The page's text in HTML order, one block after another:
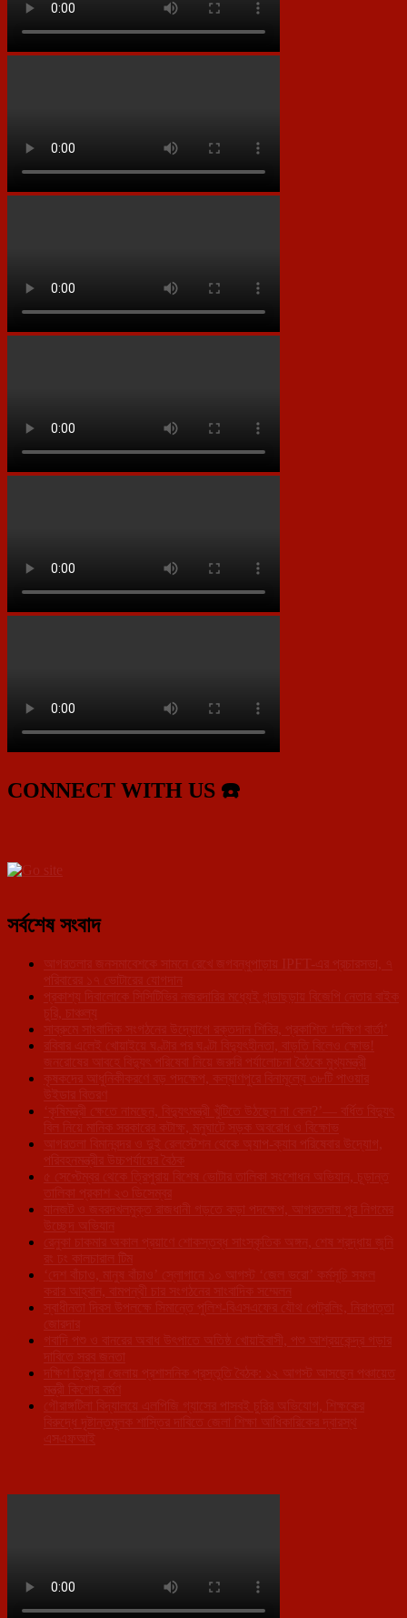
CONNECT WITH US ☎️
সর্বশেষ সংবাদ
আগরতলার জনসমাবেশকে সামনে রেখে জগবন্ধুপাড়ায় IPFT-এর প্রচারসভা, ৭
পরিবারের ১৭ ভোটারের যোগদান
প্রকাশ্য দিবালোকে সিসিটিভির নজরদারির মধ্যেই গন্ডাছড়ায় বিজেপি নেতার বাইক
চুরি, চাঞ্চল্য
সাব্রুমে সাংবাদিক সংগঠনের উদ্যোগে রক্তদান শিবির, প্রকাশিত ‘দক্ষিণ বার্তা’
রবিবার এলেই খোয়াইয়ে ঘণ্টার পর ঘণ্টা বিদ্যুৎহীনতা, বাড়তি বিলেও ক্ষোভ!
জনরোষের আবহে বিদ্যুৎ পরিষেবা নিয়ে জরুরি পর্যালোচনা বৈঠকে মুখ্যমন্ত্রী
কৃষকদের আধুনিকীকরণে বড় পদক্ষেপ, কল্যাণপুরে বিনামূল্যে ৩৮টি পাওয়ার
উইডার বিতরণ
‘কৃষিমন্ত্রী ক্ষেতে নামছেন, বিদ্যুৎমন্ত্রী খুঁটিতে উঠছেন না কেন?’— বর্ধিত বিদ্যুৎ
বিল নিয়ে মানিক সরকারের কটাক্ষ, মনুঘাটে সড়ক অবরোধ ও বিক্ষোভ
আগরতলা বিমানবন্দর ও দুই রেলস্টেশন থেকে অ্যাপ-ক্যাব পরিষেবার উদ্যোগ,
পরিবহনমন্ত্রীর উচ্চপর্যায়ের বৈঠক
৫ সেপ্টেম্বর থেকে ত্রিপুরায় বিশেষ ভোটার তালিকা সংশোধন অভিযান, চূড়ান্ত
তালিকা প্রকাশ ২৩ ডিসেম্বর
যানজট ও জবরদখলমুক্ত রাজধানী গড়তে কড়া পদক্ষেপ, আগরতলায় পুর নিগমের
উচ্ছেদ অভিযান
রেনুকা চাকমার অকাল প্রয়াণে শোকস্তব্ধ সাংস্কৃতিক অঙ্গন, শেষ শ্রদ্ধায় জুনি
রং ঢং কালচারাল টিম
‘দেশ বাঁচাও, মানুষ বাঁচাও’ স্লোগানে ১০ আগস্ট ‘জেল ভরো’ কর্মসূচি সফল
করার আহ্বান, বামপন্থী চার সংগঠনের সাংবাদিক সম্মেলন
স্বাধীনতা দিবস উপলক্ষে সিমান্তে পুলিশ-বিএসএফের যৌথ পেট্রলিং, নিরাপত্তা
জোরদার
গবাদি পশু ও বানরের অবাধ উৎপাতে অতিষ্ঠ খোয়াইবাসী, পশু আশ্রয়কেন্দ্র গড়ার
দাবিতে সরব জনতা
দক্ষিণ ত্রিপুরা জেলায় প্রশাসনিক প্রস্তুতি বৈঠক: ১২ আগস্ট আসছেন পঞ্চায়েত
মন্ত্রী কিশোর বর্মণ
গৌরাঙ্গটিলা বিদ্যালয়ে এলপিজি গ্যাসের পাসবই চুরির অভিযোগ, শিক্ষকের
বিরুদ্ধে দৃষ্টান্তমূলক শাস্তির দাবিতে জেলা শিক্ষা আধিকারিকের দ্বারস্থ
এসএফআই